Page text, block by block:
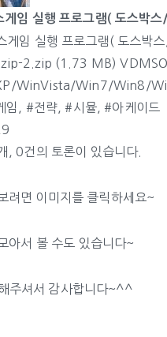
게임 실행 프로그램( 도스박
게임 실행 프로그램( 도스박
2.zip (1.73 MB)
WinVista/Win7/Win8/
임 #전략 #시뮬, #아케이드
, 0건의 토론이 있습니다.
려면 이미지를 클릭하세요~
아서 볼 수도 있습니다~
주셔서 감사합니다~^^